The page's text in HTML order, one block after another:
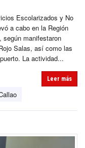
Escolarizados y No
a cabo en la Región
según manifestaron
Salas, así como las
La actividad...
Leer más